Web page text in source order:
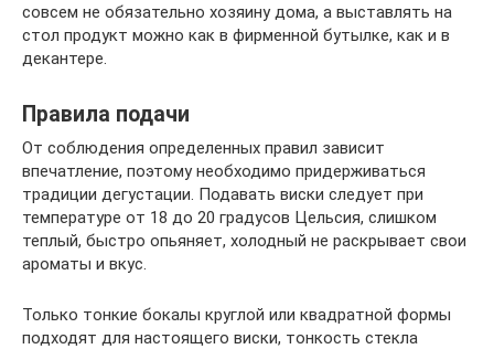
совсем не обязательно хозяину дома, а выставлять на
стол продукт можно как в фирменной бутылке, как и в
декантере.
Правила подачи
От соблюдения определенных правил зависит
впечатление, поэтому необходимо придерживаться
традиции дегустации. Подавать виски следует при
температуре от 18 до 20 градусов Цельсия, слишком
теплый, быстро опьяняет, холодный не раскрывает свои
ароматы и вкус.
Только тонкие бокалы круглой или квадратной формы
подходят для настоящего виски, тонкость стекла